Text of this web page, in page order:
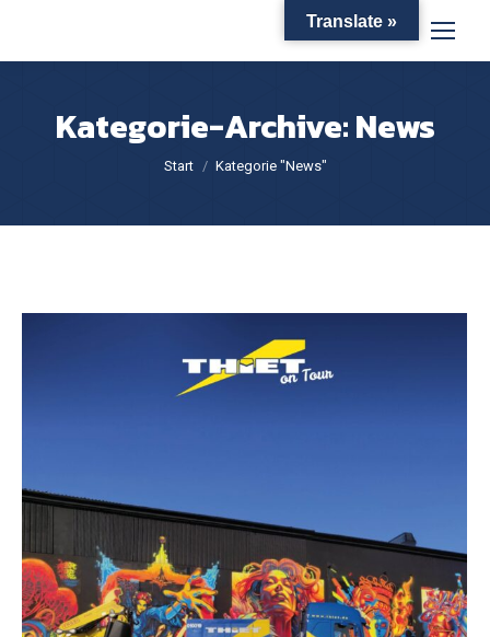
Kategorie-Archive:News
Sie befinden sich hier:
Start Kategorie "News"
Translate »